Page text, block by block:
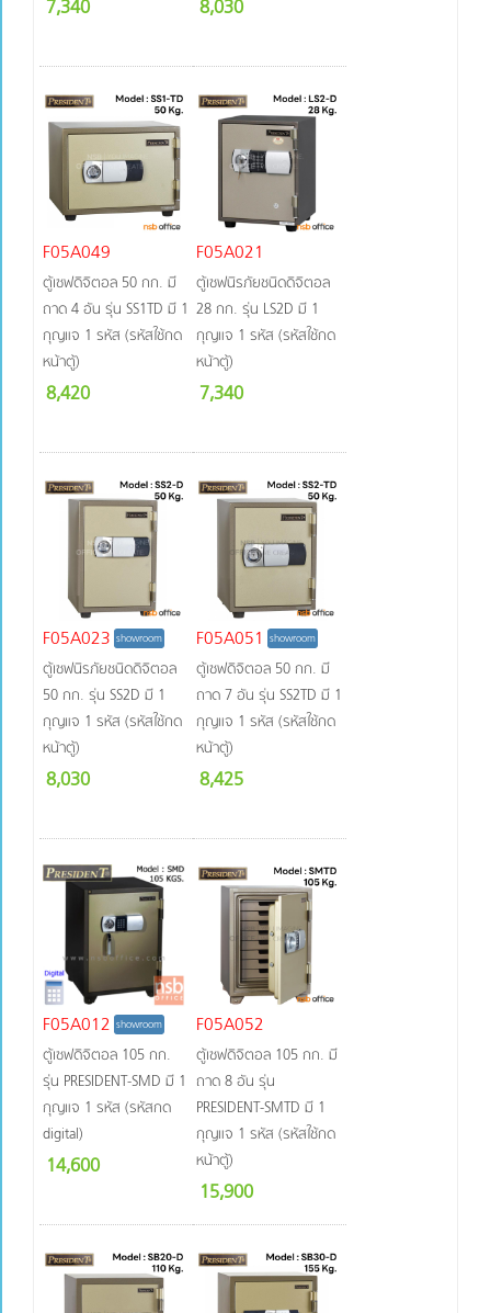
7,340 8,030
F05A049
ตู้เซฟดิจิตอล 50 กก. มี
ถาด 4 อัน รุ่น SS1TD มี 1
กุญแจ 1 รหัส (รหัสใช้กด
หน้าตู้)
8,420
F05A021
ตู้เซฟนิรภัยชนิดดิจิตอล
28 กก. รุ่น LS2D มี 1
กุญแจ 1 รหัส (รหัสใช้กด
หน้าตู้)
7,340
F05A023 showroom
ตู้เซฟนิรภัยชนิดดิจิตอล
50 กก. รุ่น SS2D มี 1
กุญแจ 1 รหัส (รหัสใช้กด
หน้าตู้)
8,030
F05A051 showroom
ตู้เซฟดิจิตอล 50 กก. มี
ถาด 7 อัน รุ่น SS2TD มี 1
กุญแจ 1 รหัส (รหัสใช้กด
หน้าตู้)
8,425
F05A012 showroom
ตู้เซฟดิจิตอล 105 กก.
รุ่น PRESIDENT-SMD มี 1
กุญแจ 1 รหัส (รหัสกด
digital)
14,600
F05A052
ตู้เซฟดิจิตอล 105 กก. มี
ถาด 8 อัน รุ่น
PRESIDENT-SMTD มี 1
กุญแจ 1 รหัส (รหัสใช้กด
หน้าตู้)
15,900